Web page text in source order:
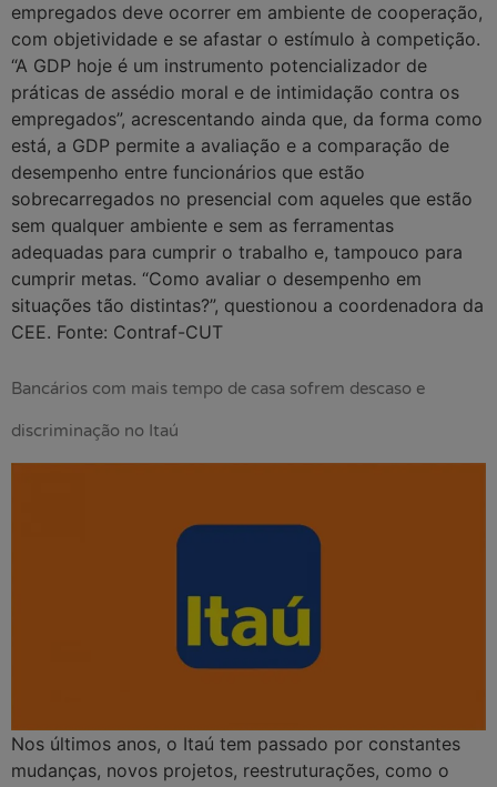
empregados deve ocorrer em ambiente de cooperação,
com objetividade e se afastar o estímulo à competição.
“A GDP hoje é um instrumento potencializador de
práticas de assédio moral e de intimidação contra os
empregados”, acrescentando ainda que, da forma como
está, a GDP permite a avaliação e a comparação de
desempenho entre funcionários que estão
sobrecarregados no presencial com aqueles que estão
sem qualquer ambiente e sem as ferramentas
adequadas para cumprir o trabalho e, tampouco para
cumprir metas. “Como avaliar o desempenho em
situações tão distintas?”, questionou a coordenadora da
CEE. Fonte: Contraf-CUT
Bancários com mais tempo de casa sofrem descaso e
discriminação no Itaú
Nos últimos anos, o Itaú tem passado por constantes
mudanças, novos projetos, reestruturações, como o